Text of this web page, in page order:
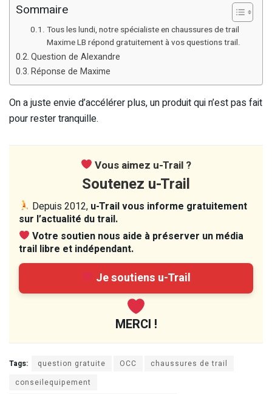
Sommaire
Tous les lundi, notre spécialiste en chaussures de trail
Maxime LB répond gratuitement à vos questions trail.
Question de Alexandre
Réponse de Maxime
On a juste envie d’accélérer plus, un produit qui n’est pas fait
pour rester tranquille.
Vous aimez u-Trail ?
Soutenez u-Trail
Depuis 2012, u-Trail vous informe gratuitement
sur l’actualité du trail.
Votre soutien nous aide à préserver un média
trail libre et indépendant.
Je soutiens u-Trail
MERCI !
Tags: question gratuite OCC
chaussures de trail
conseilequipement